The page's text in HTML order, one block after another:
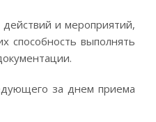
и мероприятий,
способность выполнять
за днем приема